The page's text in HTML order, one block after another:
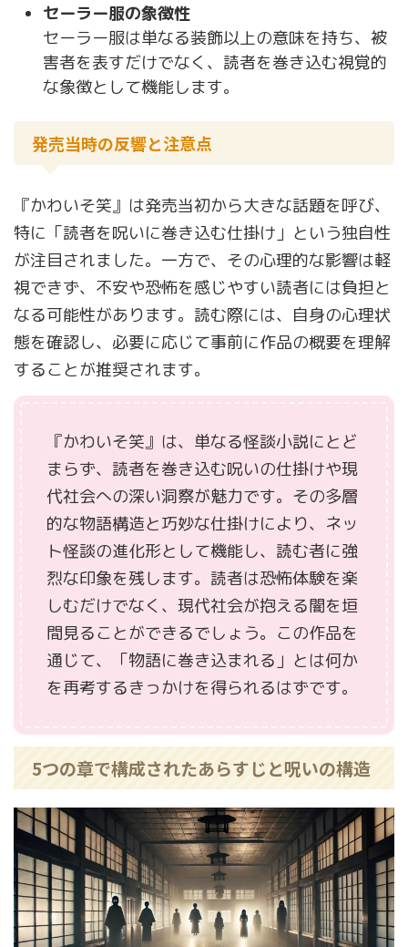
セーラー服の象徴性
セーラー服は単なる装飾以上の意味を持ち、被
害者を表すだけでなく、読者を巻き込む視覚的
な象徴として機能します。
発売当時の反響と注意点
『かわいそ笑』は発売当初から大きな話題を呼び、
特に「読者を呪いに巻き込む仕掛け」という独自性
が注目されました。一方で、その心理的な影響は軽
視できず、不安や恐怖を感じやすい読者には負担と
なる可能性があります。読む際には、自身の心理状
態を確認し、必要に応じて事前に作品の概要を理解
することが推奨されます。
『かわいそ笑』は、単なる怪談小説にとど
まらず、読者を巻き込む呪いの仕掛けや現
代社会への深い洞察が魅力です。その多層
的な物語構造と巧妙な仕掛けにより、ネッ
ト怪談の進化形として機能し、読む者に強
烈な印象を残します。読者は恐怖体験を楽
しむだけでなく、現代社会が抱える闇を垣
間見ることができるでしょう。この作品を
通じて、「物語に巻き込まれる」とは何か
を再考するきっかけを得られるはずです。
5つの章で構成されたあらすじと呪いの構造